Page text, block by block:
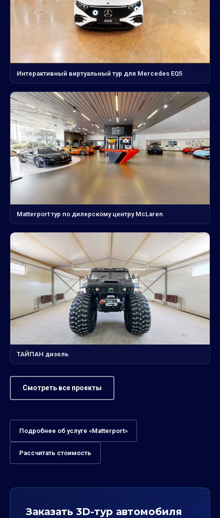
Интерактивный виртуальный тур для Mercedes EQ5
Matterport тур по дилерскому центру McLaren
ТАЙПАН дизель
Смотреть все проекты
Подробнее об услуге «Matterport»
Рассчитать стоимость
Заказать 3D-тур автомобиля